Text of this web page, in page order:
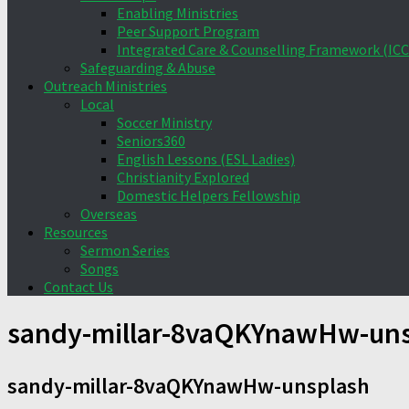
Enabling Ministries
Peer Support Program
Integrated Care & Counselling Framework
Safeguarding & Abuse
Outreach Ministries
Local
Soccer Ministry
Seniors360
English Lessons (ESL Ladies)
Christianity Explored
Domestic Helpers Fellowship
Overseas
Resources
Sermon Series
Songs
Contact Us
sandy-millar-8vaQKYnawHw-
sandy-millar-8vaQKYnawHw-unsplash